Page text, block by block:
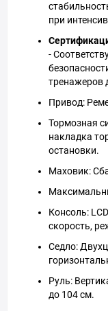
при
-
тренажеров
Привод:
Тормозная
накладка
остановки.
Маховик:
Консоль:
скорость,
Седло:
Руль:
до 104 см.